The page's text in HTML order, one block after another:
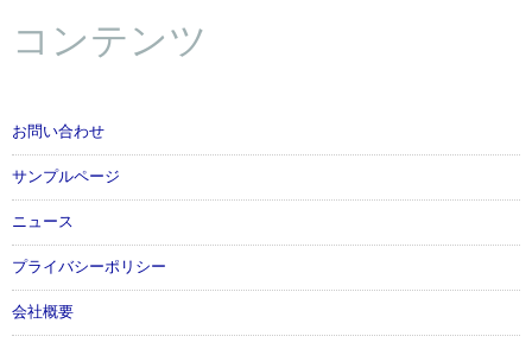
コンテンツ
お問い合わせ
サンプルページ
ニュース
プライバシーポリシー
会社概要